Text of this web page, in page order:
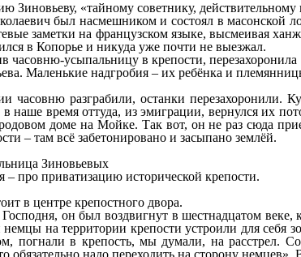
Зиновьеву, «тайному советнику, действительному
был насмешником и состоял в масонской
заметки на французском языке, высмеивая
в Копорье и никуда уже почти не выезжал.
часовню-усыпальницу в крепости,
Маленькие надгробия – их ребёнка и
часовню разграбили, останки перезахоронили.
наше время оттуда, из эмиграции, вернулся их
доме на Мойке. Так вот, он не раз сюда
– там всё забетонировано и засыпано землёй.
Зиновьевых
– про приватизацию исторической крепости.
в центре крепостного двора.
он был воздвигнут в шестнадцатом веке,
на территории крепости устроили для
погнали в крепость, мы думали, на расстрел.
обязательно надо переходить на сторону